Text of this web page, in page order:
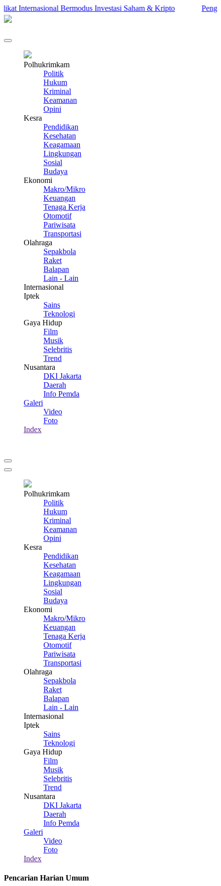
Bermodus Investasi Saham & Kripto
Polhukrimkam
Politik
Hukum
Kriminal
Keamanan
Opini
Kesra
Pendidikan
Kesehatan
Keagamaan
Lingkungan
Sosial
Budaya
Ekonomi
Makro/Mikro
Keuangan
Tenaga Kerja
Otomotif
Pariwisata
Transportasi
Olahraga
Sepakbola
Raket
Balapan
Lain - Lain
Internasional
Iptek
Sains
Teknologi
Gaya Hidup
Film
Musik
Selebritis
Trend
Nusantara
DKI Jakarta
Daerah
Info Pemda
Galeri
Video
Foto
Index
Polhukrimkam
Politik
Hukum
Kriminal
Keamanan
Opini
Kesra
Pendidikan
Kesehatan
Keagamaan
Lingkungan
Sosial
Budaya
Ekonomi
Makro/Mikro
Keuangan
Tenaga Kerja
Otomotif
Pariwisata
Transportasi
Olahraga
Sepakbola
Raket
Balapan
Lain - Lain
Internasional
Iptek
Sains
Teknologi
Gaya Hidup
Film
Musik
Selebritis
Trend
Nusantara
DKI Jakarta
Daerah
Info Pemda
Galeri
Video
Foto
Index
Pencarian Harian Umum